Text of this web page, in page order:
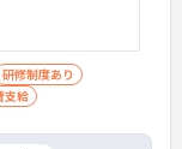
研修制度あり
支給